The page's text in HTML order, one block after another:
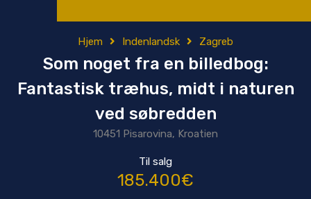
Hjem Indenlandsk Zagreb
Som noget fra en billedbog:
Fantastisk træhus, midt i naturen
ved søbredden
10451 Pisarovina, Kroatien
Til salg
185.400€